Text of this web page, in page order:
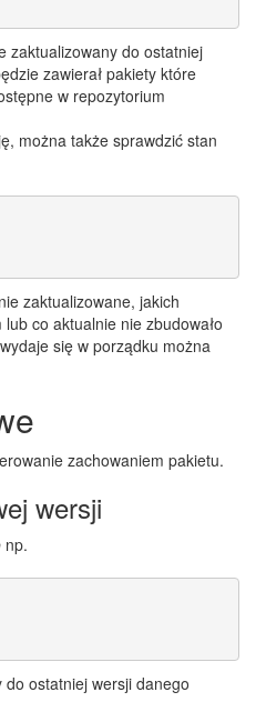
zaktualizowany do ostatniej
zawierał pakiety które
w repozytorium
można także sprawdzić stan
zaktualizowane, jakich
co aktualnie nie zbudowało
się w porządku można
zachowaniem pakietu.
wersji
np.
ostatniej wersji danego